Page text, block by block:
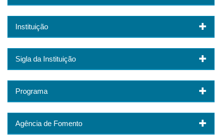
Instituição
Sigla da Instituição
Programa
Agência de Fomento